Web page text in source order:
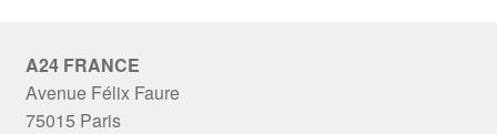
A24 FRANCE
Avenue Félix Faure
75015 Paris